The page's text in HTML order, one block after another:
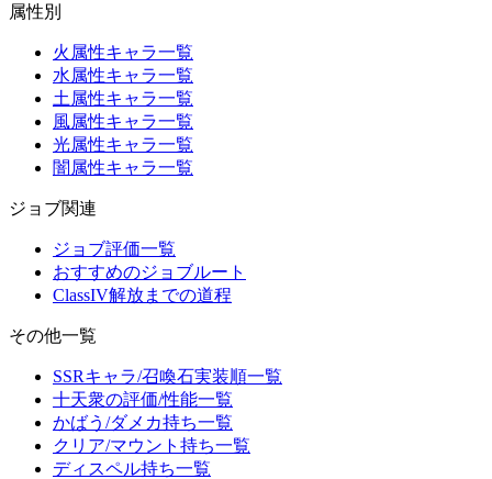
属性別
火属性キャラ一覧
水属性キャラ一覧
土属性キャラ一覧
風属性キャラ一覧
光属性キャラ一覧
闇属性キャラ一覧
ジョブ関連
ジョブ評価一覧
おすすめのジョブルート
ClassIV解放までの道程
その他一覧
SSRキャラ/召喚石実装順一覧
十天衆の評価/性能一覧
かばう/ダメカ持ち一覧
クリア/マウント持ち一覧
ディスペル持ち一覧